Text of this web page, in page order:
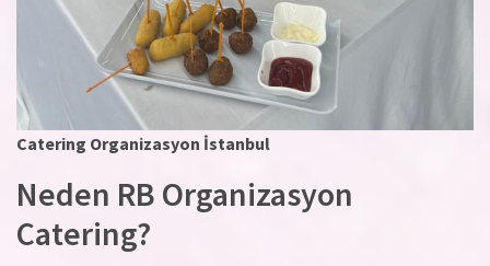
Catering Organizasyon İstanbul
Neden RB Organizasyon
Catering?